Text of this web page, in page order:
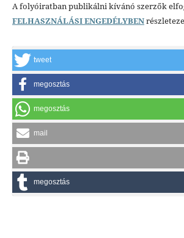
A folyóiratban publikálni kívánó szerzők
FELHASZNÁLÁSI ENGEDÉLYBEN
tweet
megosztás
megosztás
mail
megosztás